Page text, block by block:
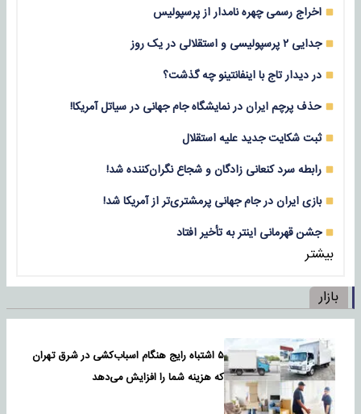
اخراج رسمی چهره نامدار از پرسپولیس
جدایی ۲ پرسپولیسی و استقلالی در یک روز
در دیدار تاج با اینفانتینو چه گذشت؟
حذف پرچم ایران در نمایشگاه جام جهانی در سیاتل آمریکا!
ثبت شکایت جدید علیه استقلال
رابطه سرد کنعانی زادگان و شجاع نگران‌کننده شد!
بازی‌ ایران در جام جهانی پرمشتری‌تر از آمریکا شد!
جشن قهرمانی اینتر به تأخیر افتاد
بیشتر
بازار
۵ اشتباه رایج هنگام اسباب‌کشی در شرق تهران
که هزینه شما را افزایش می‌دهد